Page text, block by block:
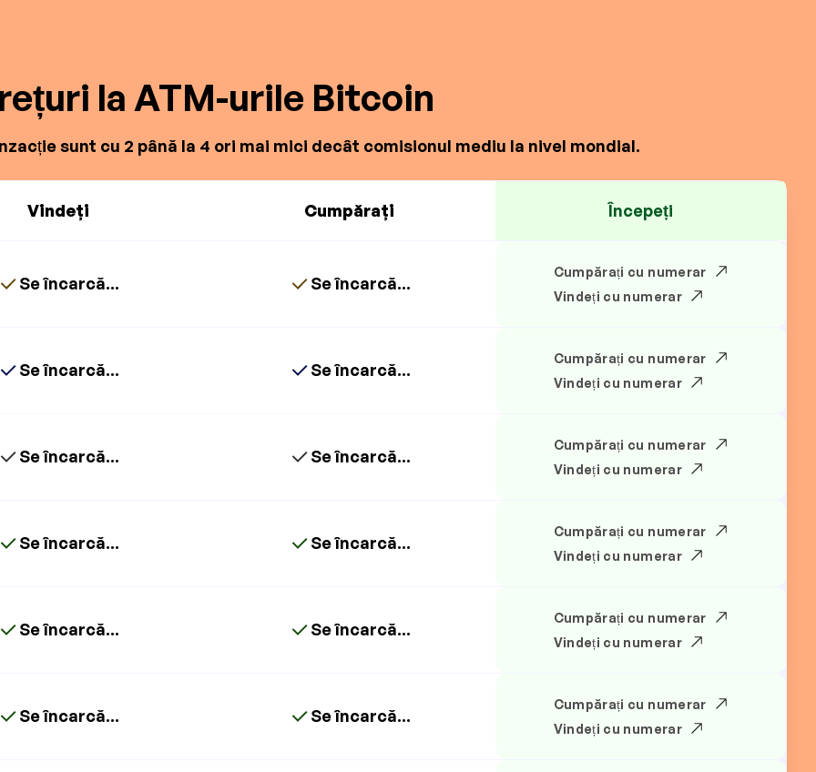
la ATM-urile Bitcoin
sunt cu 2 până la 4 ori mai mici decât comisionul mediu la nivel mondial.
Vindeți Cumpărați Începeți
Se încarcă... Se încarcă...
Cumpărați cu numerar
Vindeți cu numerar
Se încarcă... Se încarcă...
Cumpărați cu numerar
Vindeți cu numerar
Se încarcă... Se încarcă...
Cumpărați cu numerar
Vindeți cu numerar
Se încarcă... Se încarcă...
Cumpărați cu numerar
Vindeți cu numerar
Se încarcă... Se încarcă...
Cumpărați cu numerar
Vindeți cu numerar
Se încarcă... Se încarcă...
Cumpărați cu numerar
Vindeți cu numerar